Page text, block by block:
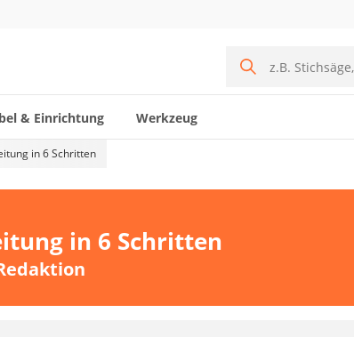
& Einrichtung Werkzeug
in 6 Schritten
in 6 Schritten